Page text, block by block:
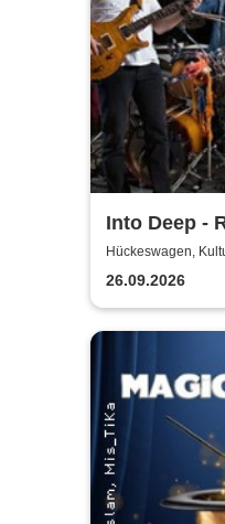
Into Deep -
Hückeswagen,
26.09.2026